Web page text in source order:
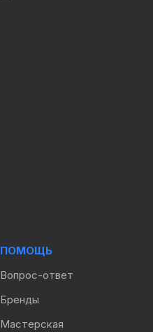
ПОМОЩЬ
Вопрос-ответ
Бренды
Мастерская